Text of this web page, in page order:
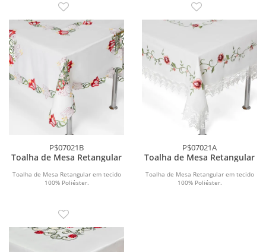
P$07021B
Toalha de Mesa Retangular
Toalha de Mesa Retangular em tecido
100% Poliéster.
P$07021A
Toalha de Mesa Retangular
Toalha de Mesa Retangular em tecido
100% Poliéster.